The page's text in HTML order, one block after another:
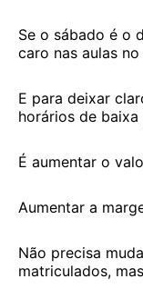
Se o sábado é o
caro nas aulas
E para deixar
horários de baixa
É aumentar o
Aumentar a
Não precisa
matriculados,